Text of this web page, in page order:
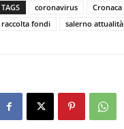
TAGS coronavirus Cronaca
raccolta fondi
salerno attualità